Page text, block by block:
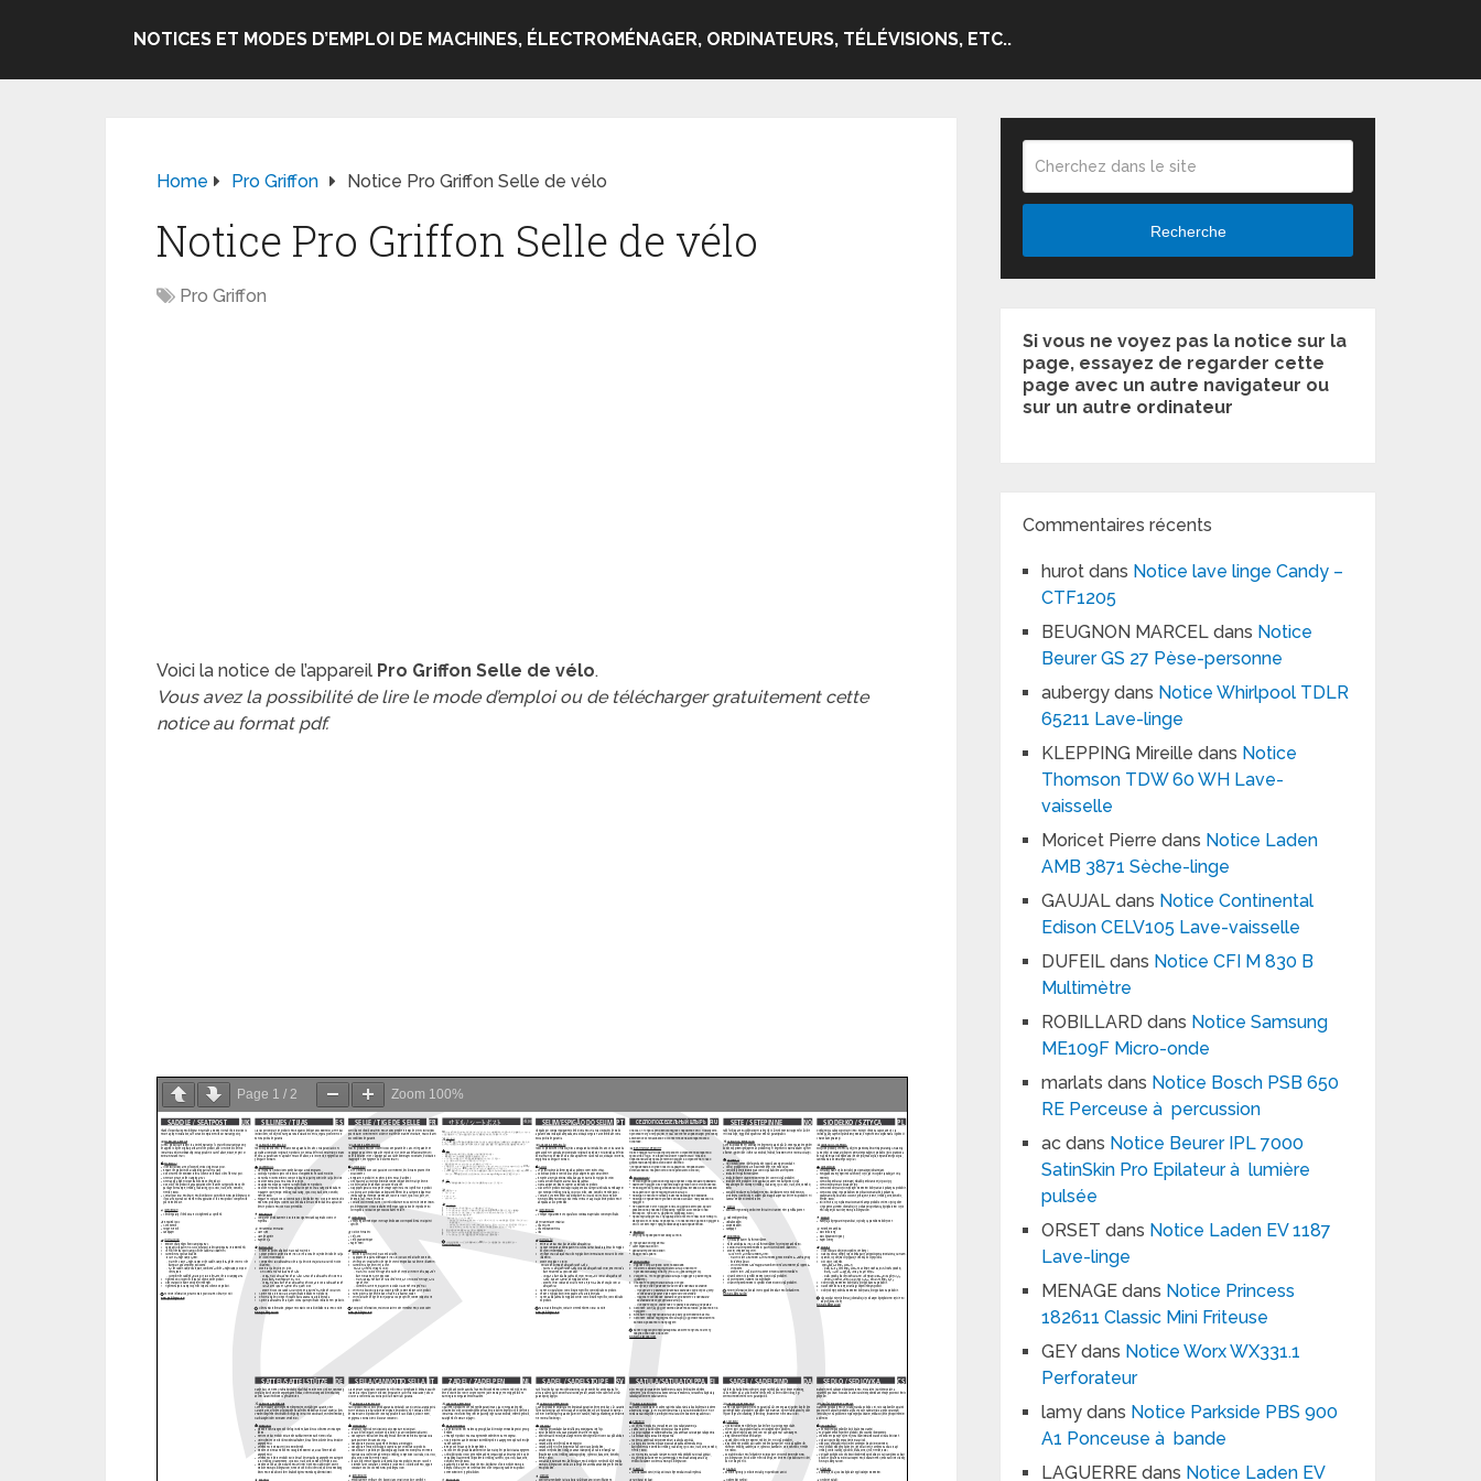
NOTICES ET MODES D’EMPLOI DE MACHINES, ÉLECTROMÉNAGER, ORDINATEURS, TÉLÉVISIONS, ETC..
Home Pro Griffon Notice Pro Griffon Selle de vélo
Notice Pro Griffon Selle de vélo
Pro Griffon
Voici la notice de l’appareil Pro Griffon Selle de vélo.
Vous avez la possibilité de lire le mode d’emploi ou de télécharger gratuitement cette
notice au format pdf.
Page 1 / 2 Zoom 100%
Recherche
Si vous ne voyez pas la notice sur la
page, essayez de regarder cette
page avec un autre navigateur ou
sur un autre ordinateur
Commentaires récents
hurot dans Notice lave linge Candy –
CTF1205
BEUGNON MARCEL dans Notice
Beurer GS 27 Pèse-personne
aubergy dans Notice Whirlpool TDLR
65211 Lave-linge
KLEPPING Mireille dans Notice
Thomson TDW 60 WH Lave-
vaisselle
Moricet Pierre dans Notice Laden
AMB 3871 Sèche-linge
GAUJAL dans Notice Continental
Edison CELV105 Lave-vaisselle
DUFEIL dans Notice CFI M 830 B
Multimètre
ROBILLARD dans Notice Samsung
ME109F Micro-onde
marlats dans Notice Bosch PSB 650
RE Perceuse à percussion
ac dans Notice Beurer IPL 7000
SatinSkin Pro Epilateur à lumière
pulsée
ORSET dans Notice Laden EV 1187
Lave-linge
MENAGE dans Notice Princess
182611 Classic Mini Friteuse
GEYdans Notice Worx WX331.1
Perforateur
lamy dans Notice Parkside PBS 900
A1 Ponceuse à bande
LAGUERRE dans Notice Laden EV